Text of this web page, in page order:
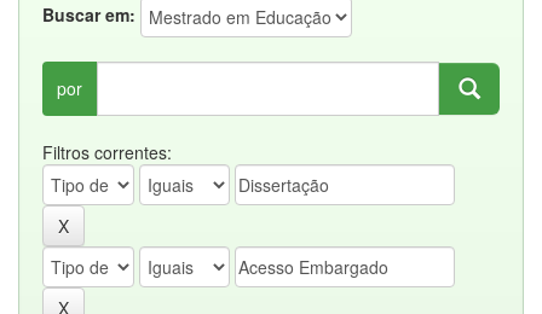
Buscar em:
por
Filtros correntes: